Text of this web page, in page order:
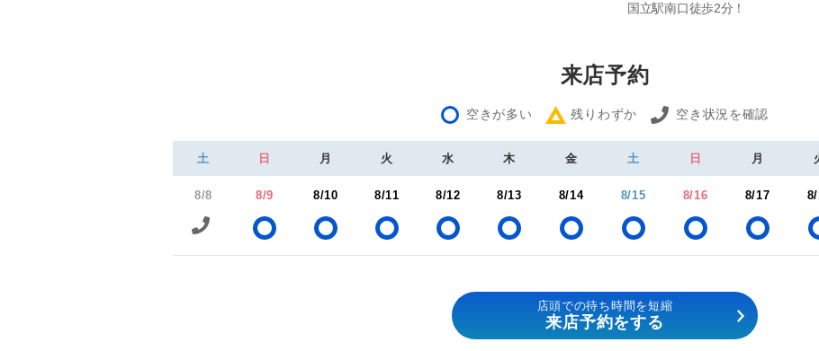
国立駅南口徒歩2分！
来店予約
空きが多い 残りわずか 空き状況を確認
土 日 月 火 水 木 金 土 日 月
8/8 8/9 8/10 8/11 8/12 8/13 8/14 8/15 8/16 8/17
店頭での待ち時間を短縮
来店予約をする